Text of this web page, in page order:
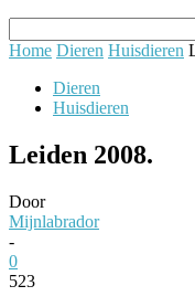
Home Dieren Huisdieren
Dieren
Huisdieren
Leiden 2008.
Door
Mijnlabrador
-
0
523